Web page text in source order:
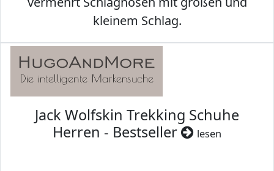
kleinem Schlag.
Jack Wolfskin Trekking Schuhe
Herren - Bestseller
lesen